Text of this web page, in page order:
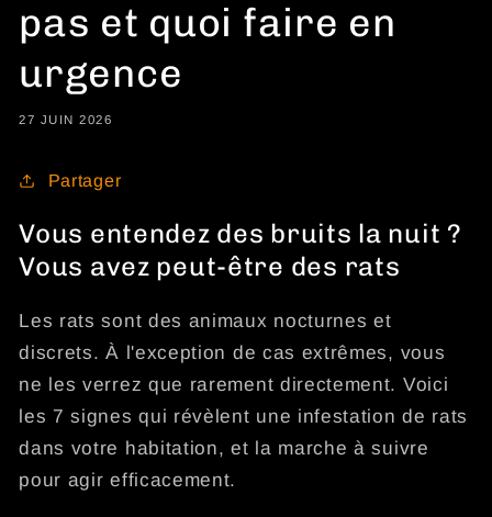
pas et quoi faire en
urgence
27 JUIN 2026
Partager
Vous entendez des bruits la nuit ?
Vous avez peut-être des rats
Les rats sont des animaux nocturnes et
discrets. À l'exception de cas extrêmes, vous
ne les verrez que rarement directement. Voici
les 7 signes qui révèlent une infestation de rats
dans votre habitation, et la marche à suivre
pour agir efficacement.